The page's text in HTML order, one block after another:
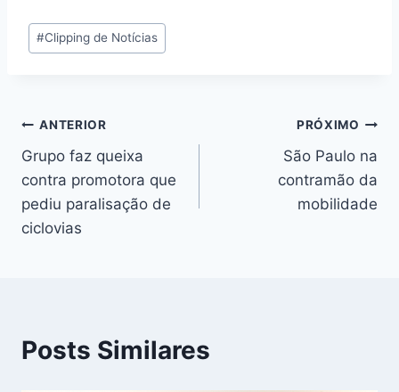
Tags
do
#Clipping de Notícias
Navegação
de
Post
ANTERIOR
Grupo faz queixa
contra promotora que
pediu paralisação de
ciclovias
PRÓXIMO
São Paulo na
contramão da
mobilidade
Posts Similares